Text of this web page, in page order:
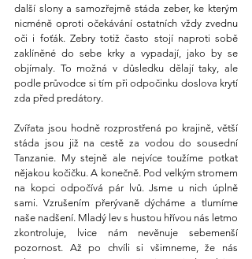
další slony a samozřejmě stáda zeber, ke kterým
nicméně oproti očekávání ostatních vždy zvednu
oči i foťák. Zebry totiž často stojí naproti sobě
zaklíněné do sebe krky a vypadají, jako by se
objímaly. To možná v důsledku dělají taky, ale
podle průvodce si tím při odpočinku doslova krytí
zda před predátory.
Zvířata jsou hodně rozprostřená po krajině, větší
stáda jsou již na cestě za vodou do sousední
Tanzanie. My stejně ale nejvíce toužíme potkat
nějakou kočičku. A konečně. Pod velkým stromem
na kopci odpočívá pár lvů. Jsme u nich úplně
sami. Vzrušením přerývaně dýcháme a tlumíme
naše nadšení. Mladý lev s hustou hřívou nás letmo
zkontroluje, lvice nám nevěnuje sebemenší
pozornost. Až po chvíli si všimneme, že nás